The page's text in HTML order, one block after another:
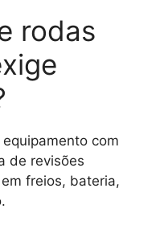
rodas
com
de revisões
freios, bateria,